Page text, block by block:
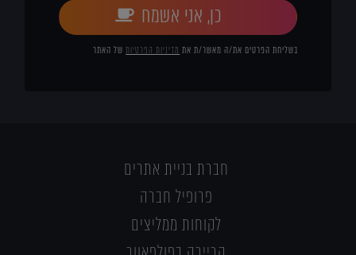
כן, אני אשמח
בשליחת הפרטים את/ה מאשר/ת את מדיניות הפרטיותשל האתר
חברת בניית אתרים
פרופיל חברה
לקוחות ממליצים